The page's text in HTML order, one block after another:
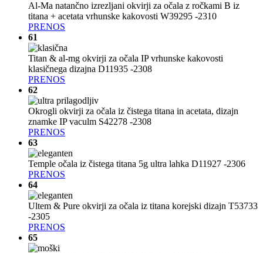
Al-Ma natančno izrezljani okvirji za očala z ročkami B iz
titana + acetata vrhunske kakovosti W39295 -2310
PRENOS
61
Titan & al-mg okvirji za očala IP vrhunske kakovosti
klasičnega dizajna D11935 -2308
PRENOS
62
Okrogli okvirji za očala iz čistega titana in acetata, dizajn
znamke IP vaculm S42278 -2308
PRENOS
63
Temple očala iz čistega titana 5g ultra lahka D11927 -2306
PRENOS
64
Ultem & Pure okvirji za očala iz titana korejski dizajn T53733
-2305
PRENOS
65